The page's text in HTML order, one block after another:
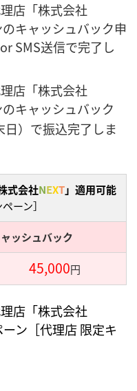
店「株式会社
キャッシュバック申
SMS送信で完了し
店「株式会社
キャッシュバック
日）で振込完了しま
式会社NEXT」適用可能
ーン］
ッシュバック
45,000円
店「株式会社
ン ［代理店 限定キ